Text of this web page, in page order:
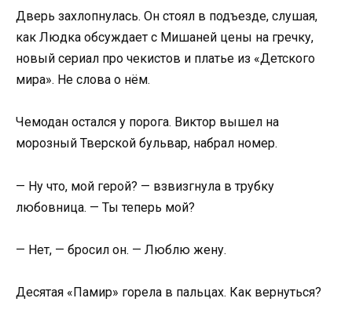
Дверь захлопнулась. Он стоял в подъезде, слушая,
как Людка обсуждает с Мишаней цены на гречку,
новый сериал про чекистов и платье из «Детского
мира». Не слова о нём.
Чемодан остался у порога. Виктор вышел на
морозный Тверской бульвар, набрал номер.
— Ну что, мой герой? — взвизгнула в трубку
любовница. — Ты теперь мой?
— Нет, — бросил он. — Люблю жену.
Десятая «Памир» горела в пальцах. Как вернуться?